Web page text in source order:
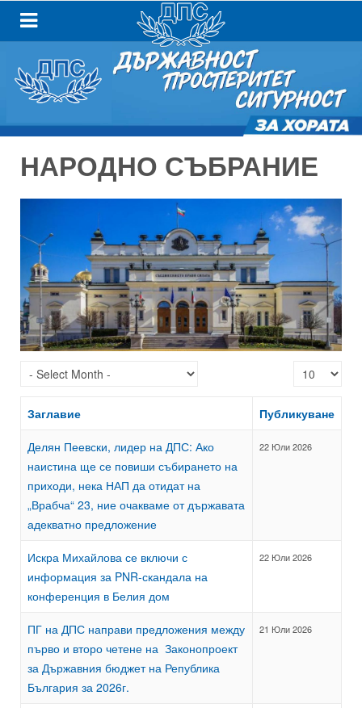
НАРОДНО СЪБРАНИЕ
Покажи брой
Заглавие Публикуване
Делян Пеевски, лидер на ДПС: Ако
наистина ще се повиши събирането на
приходи, нека НАП да отидат на
„Врабча“ 23, ние очакваме от държавата
адекватно предложение
22 Юли 2026
Искра Михайлова се включи с
информация за PNR-скандала на
конференция в Белия дом
22 Юли 2026
ПГ на ДПС направи предложения между
първо и второ четене на Законопроект
за Държавния бюджет на Република
България за 2026г.
21 Юли 2026